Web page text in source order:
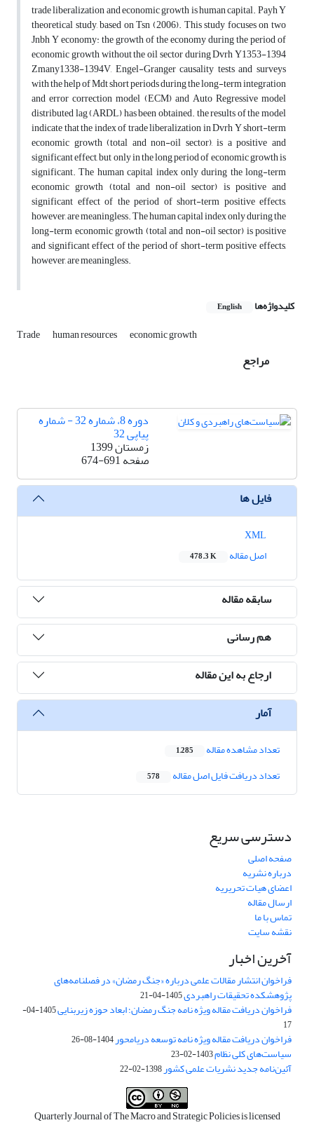
trade liberalization and economic growth is human capital. Payh Y
theoretical study, based on Tsn (2006). This study focuses on two
Jnbh Y economy: the growth of the economy during the period of
economic growth without the oil sector during Dvrh Y1353-1394
Zmany1338-1394V, Engel-Granger causality tests and surveys
with the help of Mdt short periods during the long-term integration
and error correction model (ECM) and Auto Regressive model
distributed lag (ARDL) has been obtained. the results of the model
indicate that the index of trade liberalization in Dvrh Y short-term
economic growth (total and non-oil sector), is a positive and
significant effect, but only in the long period of economic growth is
significant. The human capital index only during the long-term
economic growth (total and non-oil sector) is positive and
significant effect of the period of short-term positive effects,
however, are meaningless. The human capital index only during the
long-term economic growth (total and non-oil sector) is positive
and significant effect of the period of short-term positive effects,
however, are meaningless.
کلیدواژه‌ها English
Trade human resources economic growth
مراجع
دوره 8، شماره 32 - شماره
پیاپی 32
زمستان 1399
صفحه674-691
فایل ها
اصل مقاله
478.3 K
سابقه مقاله
هم رسانی
ارجاع به این مقاله
آمار
تعداد مشاهده مقاله 1,285
تعداد دریافت فایل اصل مقاله 578
دسترسی سریع
صفحه اصلی
درباره نشریه
اعضای هیات تحریریه
ارسال مقاله
تماس با ما
نقشه سایت
آخرین اخبار
فراخوان انتشار مقالات علمی درباره «جنگ رمضان» در فصلنامه‌های
پژوهشکده تحقیقات راهبردی1405-04-21
فراخوان دریافت مقاله ویژه نامه جنگ رمضان؛ ابعاد حوزه زیربنایی
1405-04-
17
فراخوان دریافت مقاله ویژه نامه توسعه دریامحور1404-08-26
سیاست‌های کلی نظام1403-02-23
آئین‌نامه جدید نشریات علمی کشور1398-02-22
Quarterly Journal of The Macro and Strategic Policies is licensed